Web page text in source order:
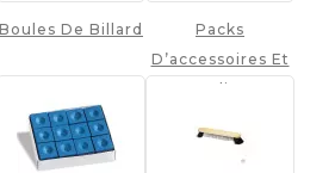
Boules De Billard
Packs
D’accessoires Et
Bouliers